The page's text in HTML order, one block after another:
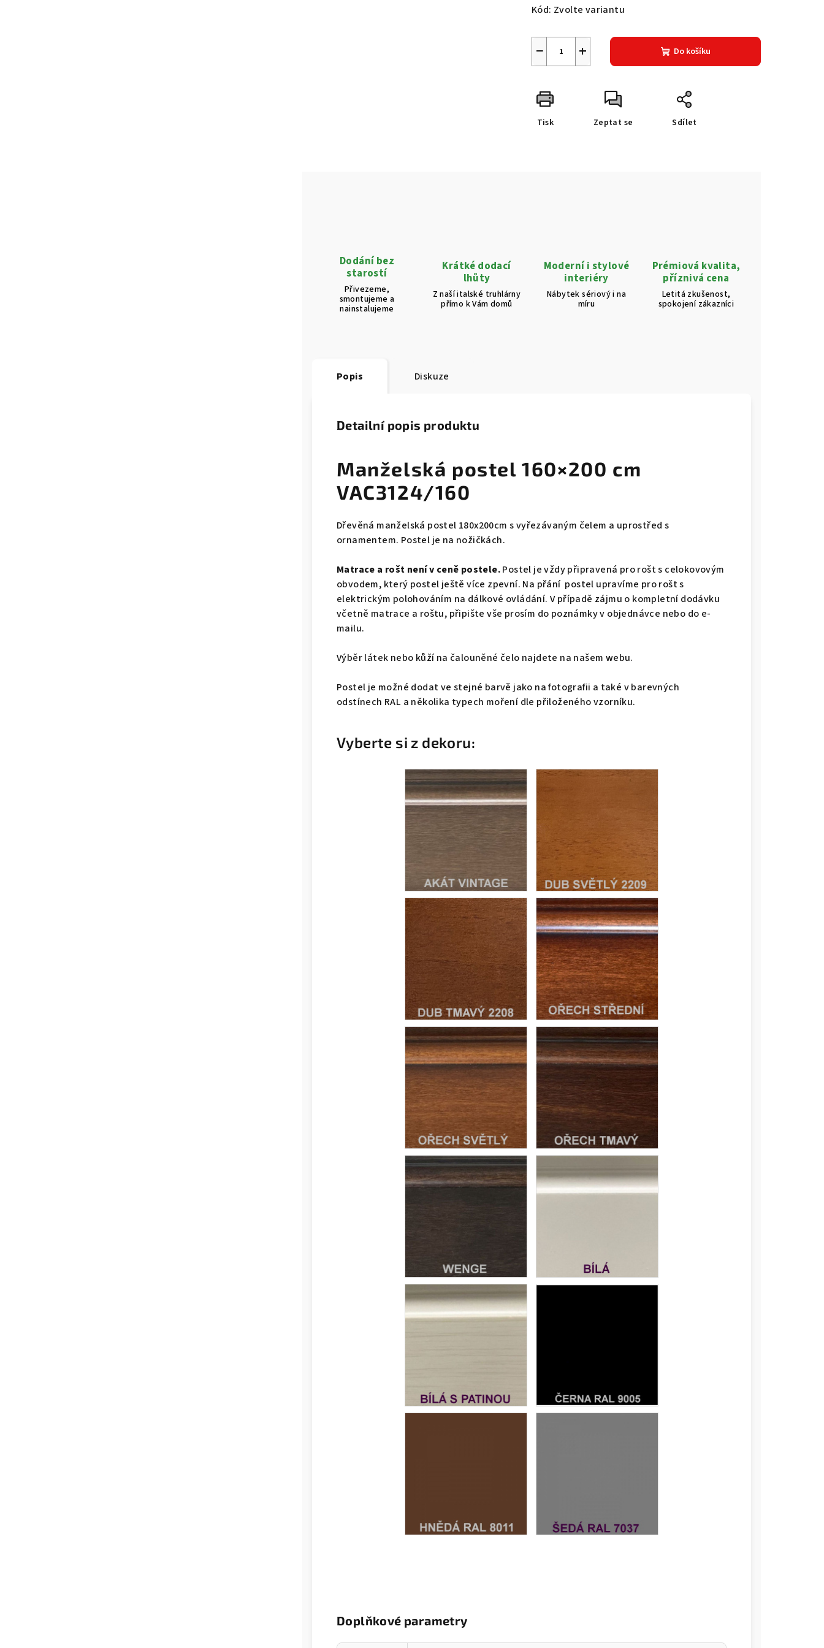
Kód: Zvolte variantu
+
− Do košíku
Tisk Zeptat se Sdílet
Dodání bez
starostí
Přivezeme,
smontujeme a
nainstalujeme
Krátké dodací
lhůty
Z naší italské truhlárny
přímo k Vám domů
Moderní i stylové
interiéry
Nábytek sériový i na
míru
Prémiová kvalita,
příznivá cena
Letitá zkušenost,
spokojení zákazníci
Popis Diskuze
Detailní popis produktu
Manželská postel 160×200 cm
VAC3124/160
Dřevěná manželská postel 180x200cm s vyřezávaným čelem a uprostřed s
ornamentem. Postel je na nožičkách.
Matrace a rošt není v ceně postele.Postel je vždy připravená pro rošt s celokovovým
obvodem, který postel ještě více zpevní. Na přání postel upravíme pro rošt s
elektrickým polohováním na dálkové ovládání. V případě zájmu o kompletní dodávku
včetně matrace a roštu, připište vše prosím do poznámky v objednávce nebo do e-
mailu.
Výběr látek nebo kůží na čalouněné čelo najdete na našem webu.
Postel je možné dodat ve stejné barvě jako na fotografii a také v barevných
odstínech RAL a několika typech moření dle přiloženého vzorníku.
Vyberte si z dekoru:
Doplňkové parametry